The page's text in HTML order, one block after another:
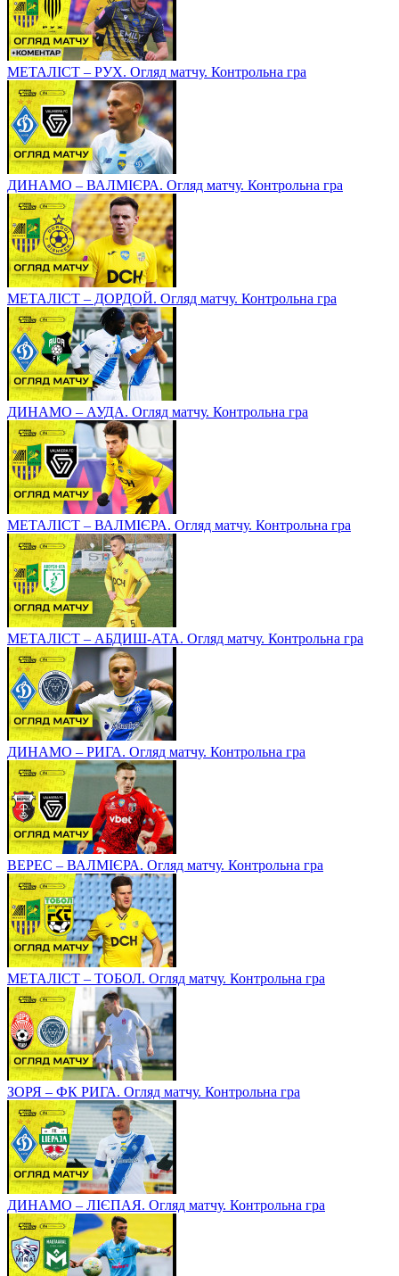
МЕТАЛІСТ – РУХ. Огляд матчу. Контрольна гра
ДИНАМО – ВАЛМІЄРА. Огляд матчу. Контрольна гра
МЕТАЛІСТ – ДОРДОЙ. Огляд матчу. Контрольна гра
ДИНАМО – АУДА. Огляд матчу. Контрольна гра
МЕТАЛІСТ – ВАЛМІЄРА. Огляд матчу. Контрольна гра
МЕТАЛІСТ – АБДИШ-АТА. Огляд матчу. Контрольна гра
ДИНАМО – РИГА. Огляд матчу. Контрольна гра
ВЕРЕС – ВАЛМІЄРА. Огляд матчу. Контрольна гра
МЕТАЛІСТ – ТОБОЛ. Огляд матчу. Контрольна гра
ЗОРЯ – ФК РИГА. Огляд матчу. Контрольна гра
ДИНАМО – ЛІЄПАЯ. Огляд матчу. Контрольна гра